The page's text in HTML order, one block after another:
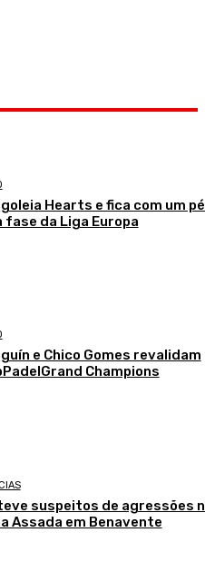
Hearts e fica com um
fase da Liga Europa
e Chico Gomes revalidam
Champions
suspeitos de agressões
Assada em Benavente